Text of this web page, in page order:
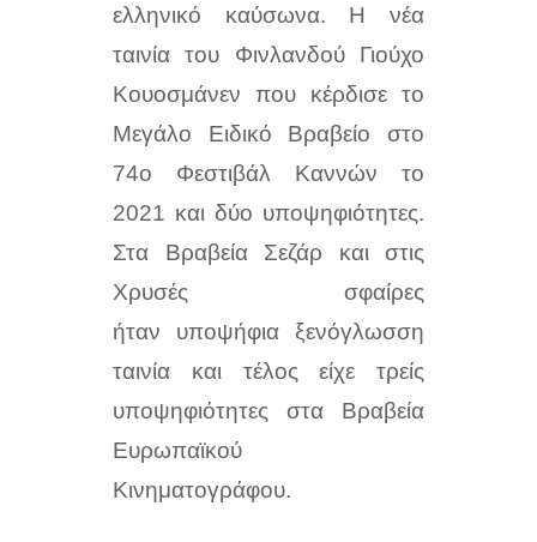
ελληνικό καύσωνα. H νέα
ταινία του Φινλανδού Γιούχο
Κουοσμάνεν που κέρδισε το
Μεγάλο Ειδικό Βραβείο στο
74ο Φεστιβάλ Καννών το
2021 και δύο υποψηφιότητες.
Στα Βραβεία Σεζάρ και στις
Χρυσές σφαίρες
ήταν υποψήφια ξενόγλωσση
ταινία και τέλος είχε τρείς
υποψηφιότητες στα Βραβεία
Ευρωπαϊκού
Κινηματογράφου.